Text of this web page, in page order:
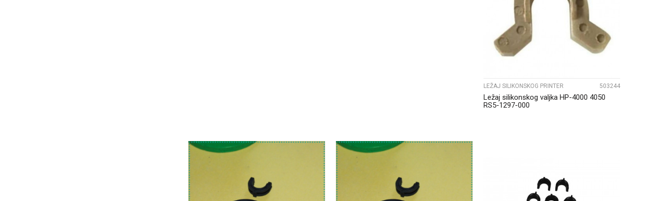
LEŽAJ SILIKONSKOG PRINTER 503244
Ležaj silikonskog valjka HP-4000 4050
RS5-1297-000